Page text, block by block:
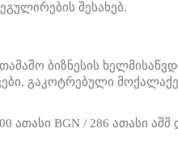
შესახებ.
ბიზნესის
გაკოტრებული
ათასი BGN / 286 ათასი